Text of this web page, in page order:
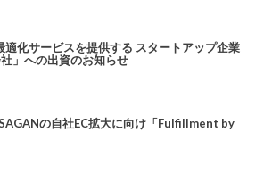
適化サービスを提供する スタートアップ企業
」への出資のお知らせ
の自社EC拡大に向け「Fulfillment by